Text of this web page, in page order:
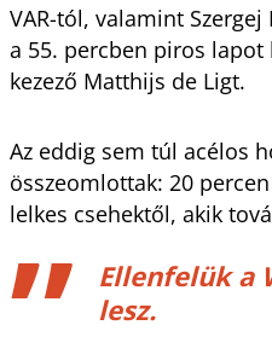
VAR-tól, valamint
a 55. percben piros
kezező Matthijs de Ligt.
Az eddig sem túl acélos
összeomlottak: 20
lelkes csehektől, akik
Ellenfelük a
lesz.